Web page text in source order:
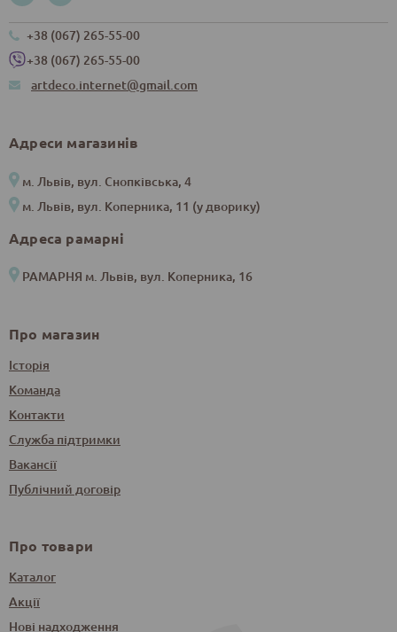
+38 (067) 265-55-00
+38 (067) 265-55-00
artdeco.internet@gmail.com
Адреси магазинів
м. Львів, вул. Снопківська, 4
м. Львів, вул. Коперника, 11 (у дворику)
Адреса рамарні
РАМАРНЯ м. Львів, вул. Коперника, 16
Про магазин
Історія
Команда
Контакти
Служба підтримки
Вакансії
Публічний договір
Про товари
Каталог
Акції
Нові надходження